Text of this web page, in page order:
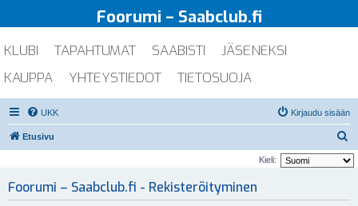
Foorumi – Saabclub.fi
KLUBI TAPAHTUMAT SAABISTI
JÄSENEKSI
KAUPPA
YHTEYSTIEDOT TIETOSUOJA
UKK Kirjaudu sisään
Etusivu
t
Kieli:
Foorumi – Saabclub.fi - Rekisteröityminen